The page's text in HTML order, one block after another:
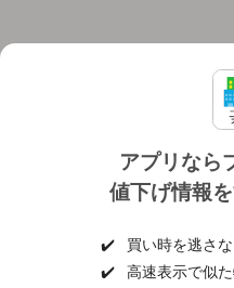
アプリなら
値下げ情報
✔️
買い時を逃さ
✔️
高速表示で似
個人情報保護ポ
ヘルプ・お問い